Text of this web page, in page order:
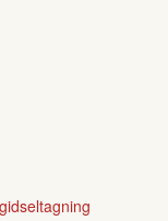
gidseltagning